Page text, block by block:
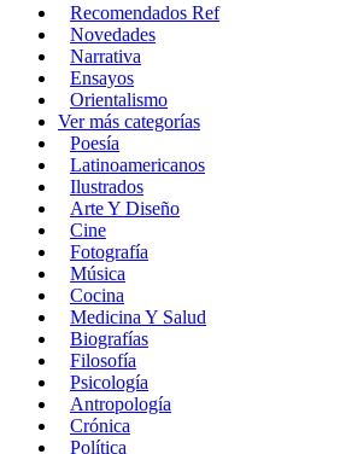
Recomendados Ref
Novedades
Narrativa
Ensayos
Orientalismo
Ver más categorías
Poesía
Latinoamericanos
Ilustrados
Arte Y Diseño
Cine
Fotografía
Música
Cocina
Medicina Y Salud
Biografías
Filosofía
Psicología
Antropología
Crónica
Política